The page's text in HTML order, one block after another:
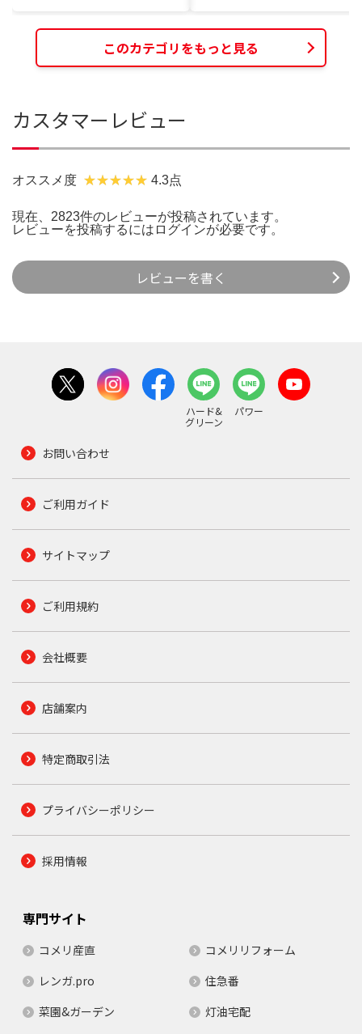
このカテゴリをもっと見る
カスタマーレビュー
オススメ度 4.3点
現在、2823件のレビューが投稿されています。
レビューを投稿するには ログインが必要です。
レビューを書く
ハード&
グリーン
パワー
お問い合わせ
ご利用ガイド
サイトマップ
ご利用規約
会社概要
店舗案内
特定商取引法
プライバシーポリシー
採用情報
専門サイト
コメリ産直
コメリリフォーム
レンガ.pro
住急番
菜園&ガーデン
灯油宅配